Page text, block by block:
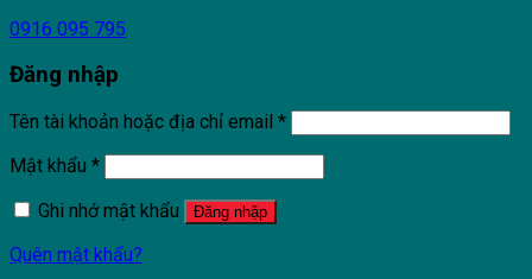
0916 095 795
Đăng nhập
Tên tài khoản hoặc địa chỉ email *
Mật khẩu *
Ghi nhớ mật khẩu
Đăng nhập
Quên mật khẩu?